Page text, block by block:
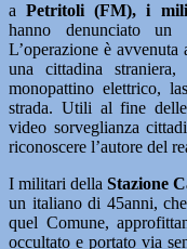
aPetritoli (FM), i
hanno denunciato un
L’operazione è
una cittadina
monopattino elettrico,
strada. Utili al fine
video sorveglianza
riconoscere l’autore del
I militari della Stazione
un italiano di 45anni,
quel Comune,
occultato e portato via